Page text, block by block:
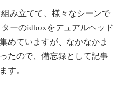
み立てて、様々なシーンで
ーのidboxをデュアルヘッド
めていますが、なかなかま
たので、備忘録として記事
す。